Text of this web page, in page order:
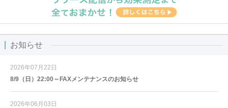
お知らせ
2026年07月22日
8/9（日）22:00～FAXメンテナンスのお知らせ
2026年06月03日